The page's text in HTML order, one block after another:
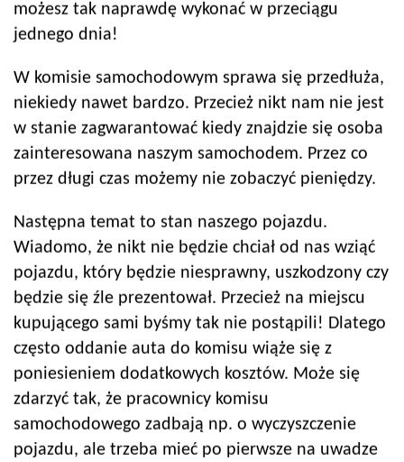
możesz tak naprawdę wykonać w przeciągu
jednego dnia!
W komisie samochodowym sprawa się przedłuża,
niekiedy nawet bardzo. Przecież nikt nam nie jest
w stanie zagwarantować kiedy znajdzie się osoba
zainteresowana naszym samochodem. Przez co
przez długi czas możemy nie zobaczyć pieniędzy.
Następna temat to stan naszego pojazdu.
Wiadomo, że nikt nie będzie chciał od nas wziąć
pojazdu, który będzie niesprawny, uszkodzony czy
będzie się źle prezentował. Przecież na miejscu
kupującego sami byśmy tak nie postąpili! Dlatego
często oddanie auta do komisu wiąże się z
poniesieniem dodatkowych kosztów. Może się
zdarzyć tak, że pracownicy komisu
samochodowego zadbają np. o wyczyszczenie
pojazdu, ale trzeba mieć po pierwsze na uwadze